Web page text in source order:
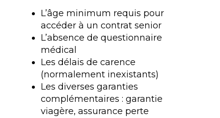
L’âge minimum requis pour
accéder à un contrat senior
L’absence de questionnaire
médical
Les délais de carence
(normalement inexistants)
Les diverses garanties
complémentaires : garantie
viagère, assurance perte